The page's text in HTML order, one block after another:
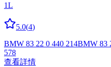
1L
5.0(4)
BMW 83 22 0 440 214BMW 83
578
查看詳情